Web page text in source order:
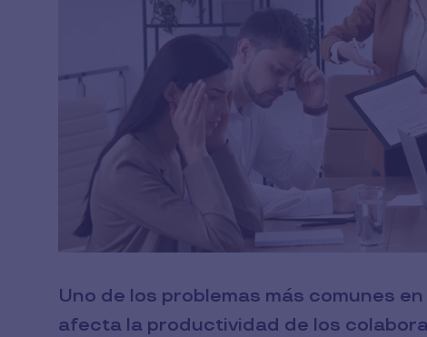
Uno de los problemas más comunes
afecta la productividad de los